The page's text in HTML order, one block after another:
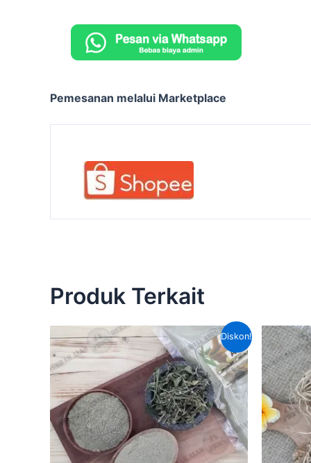
Pemesanan melalui Marketplace
Produk Terkait
Diskon!
Harga
aslinya
adalah:
Rp100,000.00.
Harga
saat
ini
adalah:
Rp70,000.00.